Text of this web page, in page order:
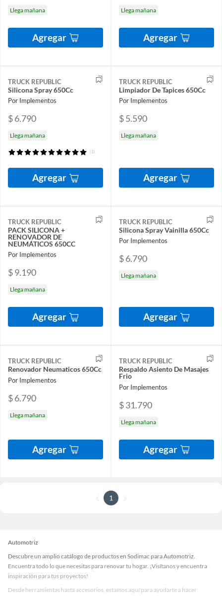
Llega mañana
Agregar
Llega mañana
Agregar
TRUCK REPUBLIC
Silicona Spray 650Cc
Por Implementos
$ 6.790
Llega mañana
(1)
Agregar
TRUCK REPUBLIC
Limpiador De Tapices 650Cc
Por Implementos
$ 5.590
Llega mañana
Agregar
TRUCK REPUBLIC
PACK SILICONA +
RENOVADOR DE
NEUMÁTICOS 650CC
Por Implementos
$ 9.190
Llega mañana
Agregar
TRUCK REPUBLIC
Silicona Spray Vainilla 650Cc
Por Implementos
$ 6.790
Llega mañana
Agregar
TRUCK REPUBLIC
Renovador Neumaticos 650Cc
Por Implementos
$ 6.790
Llega mañana
Agregar
TRUCK REPUBLIC
Respaldo Asiento De Masajes
Frio
Por Implementos
$ 31.790
Llega mañana
Agregar
1
Automotriz
Descubre un amplio catálogo de productos en Sodimac para Automotriz.
Encuentra todo lo que necesitas para renovar tu hogar. ¡Visítanos y encuentra
inspiración para tus proyectos!
Desde herramientas hasta accesorios, estamos aquí para ayudarte a hacer